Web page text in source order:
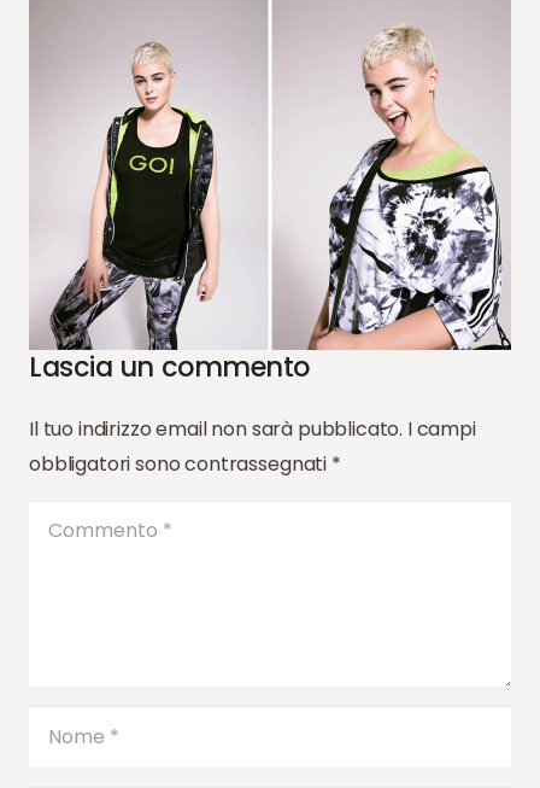
Lascia un commento
Il tuo indirizzo email non sarà pubblicato. I campi
obbligatori sono contrassegnati *